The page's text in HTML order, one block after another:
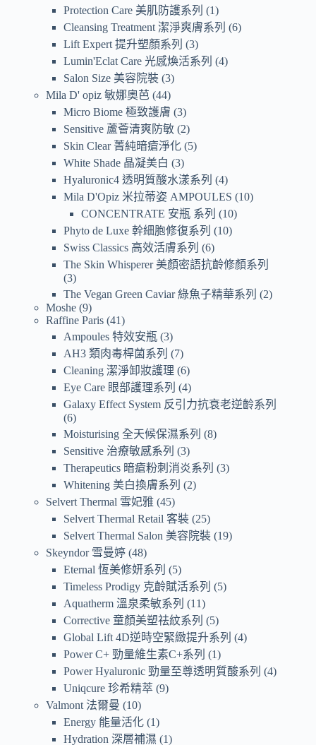
Protection Care 美肌防護系列
1
Cleansing Treatment 潔淨爽膚系列
6
Lift Expert 提升塑顏系列
3
Lumin'Eclat Care 光感煥活系列
4
Salon Size 美容院裝 3
Mila D' opiz 敏娜奧芭 44
Micro Biome 極致護膚 3
Sensitive 蘆薈清爽防敏 2
Skin Clear 菁純暗瘡淨化 5
White Shade 晶凝美白
3
Hyaluronic4 透明質酸水漾系列
4
Mila D'Opiz 米拉蒂姿 AMPOULES
10
CONCENTRATE 安瓶 系列
10
Phyto de Luxe 幹細胞修復系列
10
Swiss Classics 高效活膚系列
6
The Skin Whisperer 美顏密語抗齡修顏系列
3
The Vegan Green Caviar 綠魚子精華系列
2
Moshe 9
Raffine Paris 41
Ampoules 特效安瓶 3
AH3 類肉毒桿菌系列
7
Cleaning 潔淨卸妝護理 6
Eye Care 眼部護理系列
4
Galaxy Effect System 反引力抗衰老逆齡系列
6
Moisturising 全天候保濕系列
8
Sensitive 治療敏感系列
3
Therapeutics 暗瘡粉刺消炎系列
3
Whitening 美白換膚系列
2
Selvert Thermal 雪妃雅 45
Selvert Thermal Retail 客裝 25
Selvert Thermal Salon 美容院裝 19
Skeyndor 雪曼婷 48
Eternal 恆美修妍系列
5
Timeless Prodigy 克齡賦活系列
5
Aquatherm 溫泉柔敏系列
11
Corrective 童顏美塑祛紋系列
5
Global Lift 4D逆時空緊緻提升系列
4
Power C+ 勁量維生素C+系列
1
Power Hyaluronic 勁量至尊透明質酸系列
4
Uniqcure 珍希精萃 9
Valmont 法爾曼
10
Energy 能量活化 1
Hydration 深層補濕
1